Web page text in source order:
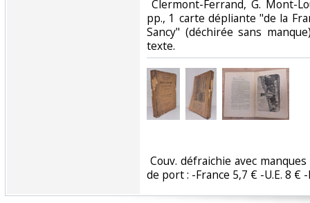
Clermont-Ferrand, G. Mont-
pp., 1 carte dépliante "de la
Sancy" (déchirée sans
texte. ‎
Couv. défraichie avec
de port : -France 5,7 € -U.E. 8 €